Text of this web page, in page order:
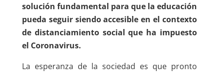
solución fundamental para que la educación
pueda seguir siendo accesible en el contexto
de distanciamiento social que ha impuesto
el Coronavirus.
La esperanza de la sociedad es que pronto